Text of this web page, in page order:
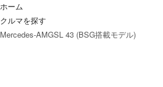
ホーム
クルマを探す
Mercedes-AMGSL 43 (BSG搭載モデル)